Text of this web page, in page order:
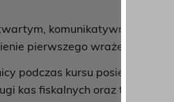
komunikatywnym.
pierwszego wrażenia,
podczas kursu posiedli
kas fiskalnych oraz terminali